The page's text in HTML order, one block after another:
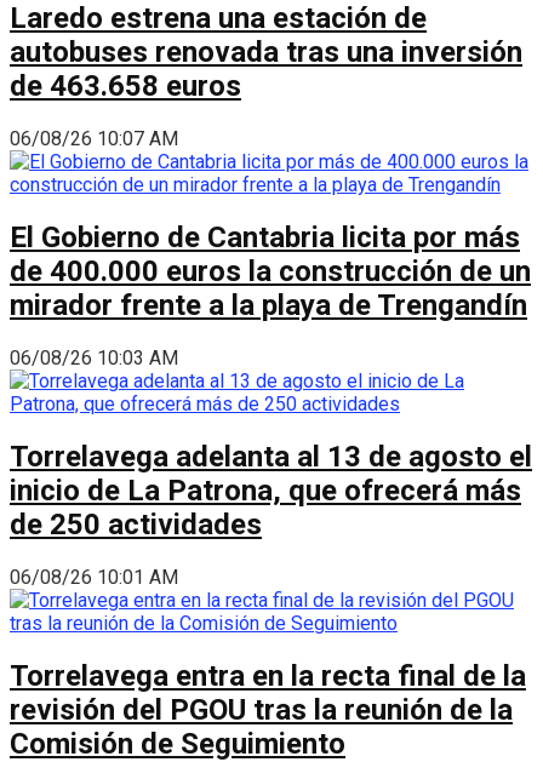
Laredo estrena una estación de
autobuses renovada tras una inversión
de 463.658 euros
06/08/26 10:07 AM
El Gobierno de Cantabria licita por más
de 400.000 euros la construcción de un
mirador frente a la playa de Trengandín
06/08/26 10:03 AM
Torrelavega adelanta al 13 de agosto el
inicio de La Patrona, que ofrecerá más
de 250 actividades
06/08/26 10:01 AM
Torrelavega entra en la recta final de la
revisión del PGOU tras la reunión de la
Comisión de Seguimiento